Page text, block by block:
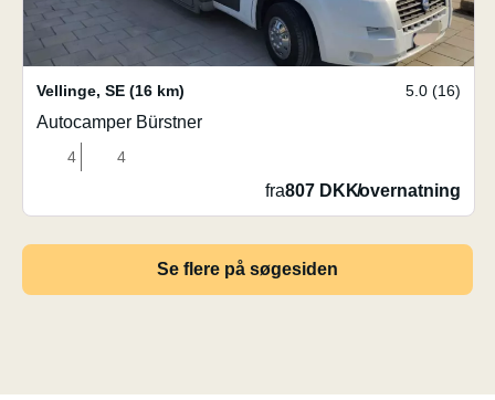
Vellinge, SE (16 km) 5.0 (16)
Autocamper Bürstner
4 4
fra807 DKK/overnatning
Se flere på søgesiden